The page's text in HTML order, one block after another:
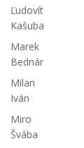
Ľudovít
Kašuba
Marek
Bednár
Milan
Iván
Miro
Švába